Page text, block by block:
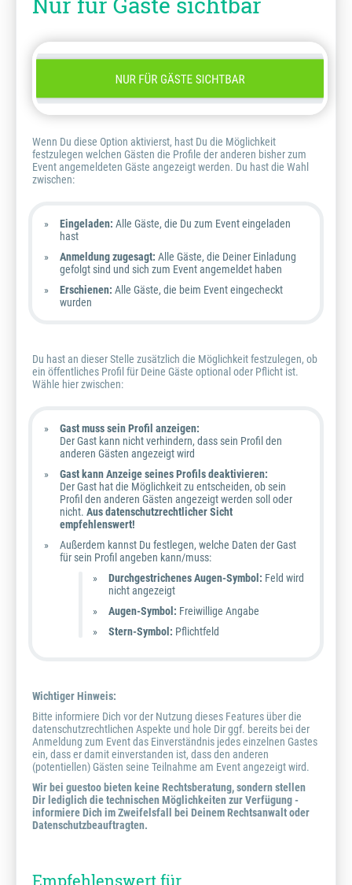
Wenn Du diese Option aktivierst, hast Du die Möglichkeit
festzulegen welchen Gästen die Profile der anderen bisher zum
Event angemeldeten Gäste angezeigt werden. Du hast die Wahl
zwischen:
Eingeladen: Alle Gäste, die Du zum Event eingeladen
hast
Anmeldung zugesagt: Alle Gäste, die Deiner Einladung
gefolgt sind und sich zum Event angemeldet haben
Erschienen: Alle Gäste, die beim Event eingecheckt
wurden
Du hast an dieser Stelle zusätzlich die Möglichkeit festzulegen, ob
ein öffentliches Profil für Deine Gäste optional oder Pflicht ist.
Wähle hier zwischen:
Gast muss sein Profil anzeigen:
Der Gast kann nicht verhindern, dass sein Profil den
anderen Gästen angezeigt wird
Gast kann Anzeige seines Profils deaktivieren:
Der Gast hat die Möglichkeit zu entscheiden, ob sein
Profil den anderen Gästen angezeigt werden soll oder
nicht. Aus datenschutzrechtlicher Sicht
empfehlenswert!
Außerdem kannst Du festlegen, welche Daten der Gast
für sein Profil angeben kann/muss:
Durchgestrichenes Augen-Symbol: Feld wird
nicht angezeigt
Augen-Symbol: Freiwillige Angabe
Stern-Symbol: Pflichtfeld
Wichtiger Hinweis:
Bitte informiere Dich vor der Nutzung dieses Features über die
datenschutzrechtlichen Aspekte und hole Dir ggf. bereits bei der
Anmeldung zum Event das Einverständnis jedes einzelnen Gastes
ein, dass er damit einverstanden ist, dass den anderen
(potentiellen) Gästen seine Teilnahme am Event angezeigt wird.
Wir bei guestoo bieten keine Rechtsberatung, sondern stellen
Dir lediglich die technischen Möglichkeiten zur Verfügung -
informiere Dich im Zweifelsfall bei Deinem Rechtsanwalt oder
Datenschutzbeauftragten.
Empfehlenswert für